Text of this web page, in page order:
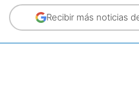
Recibir más noticias